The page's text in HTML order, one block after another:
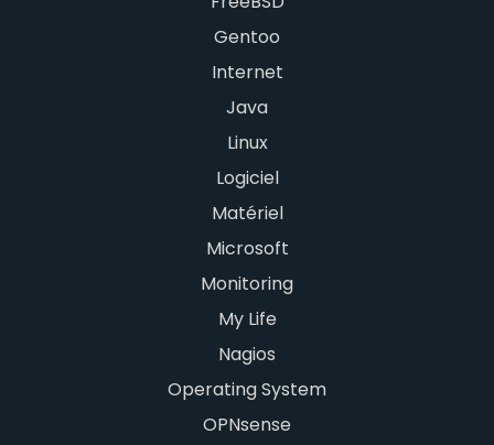
Gentoo
Internet
Java
Linux
Logiciel
Matériel
Microsoft
Monitoring
My Life
Nagios
Operating System
OPNsense